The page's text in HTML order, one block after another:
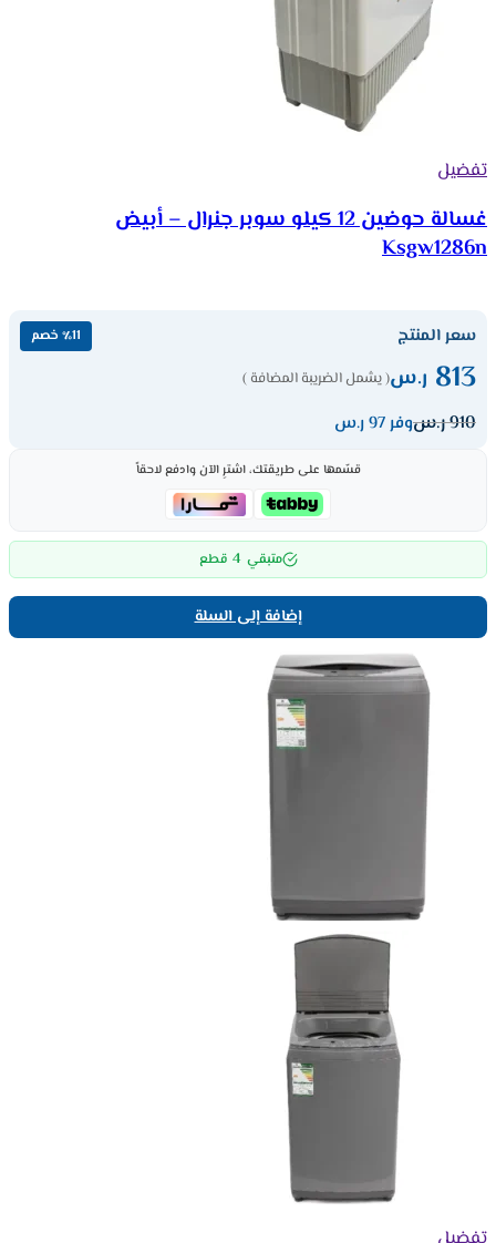
تفضيل
غسالة حوضين 12 كيلو سوبر جنرال – أبيض
Ksgw1286n
سعر المنتج ٪11 خصم
813 ر.س( يشمل الضريبة المضافة )
910ر.سوفر 97 ر.س
قسّمها على طريقتك، اشترِ الآن وادفع لاحقاً
متبقي 4 قطع
إضافة إلى السلة